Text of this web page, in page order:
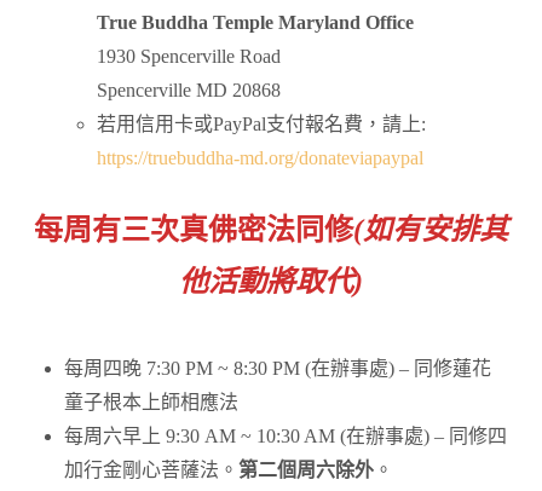
True Buddha Temple Maryland Office
1930 Spencerville Road
Spencerville MD 20868
若用信用卡或PayPal支付報名費，請上:
https://truebuddha-md.org/donateviapaypal
每周有三次真佛密法同修(如有安排其
他活動將取代)
每周四晚 7:30 PM ~ 8:30 PM (在辦事處) – 同修蓮花
童子根本上師相應法
每周六早上 9:30 AM ~ 10:30 AM (在辦事處) – 同修四
加行金剛心菩薩法。第二個周六除外 。